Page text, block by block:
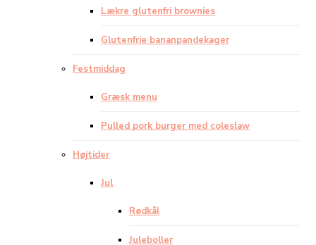
Lækre glutenfri brownies
Glutenfrie bananpandekager
Festmiddag
Græsk menu
Pulled pork burger med coleslaw
Højtider
Jul
Rødkål
Juleboller